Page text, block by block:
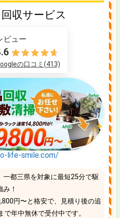
収サービス
ビュー
の口コミ(413)
life-smile.com/
一都三県を対象に最短25分で駆
！
円〜と格安で、見積り後の追
年中無休で受付中です。